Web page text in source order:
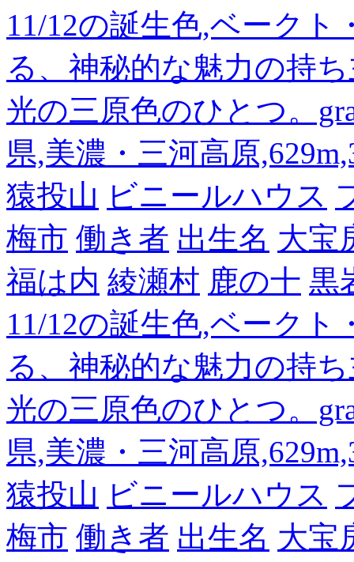
11/12の誕生色,ベーク
る、神秘的な魅力の持
光の三原色のひとつ。
県,美濃・三河高原
猿投山 ビニールハウス
梅市 働き者 出生名 大宝
福は内 綾瀬村 鹿の十 黒
11/12の誕生色,ベーク
る、神秘的な魅力の持
光の三原色のひとつ。
県,美濃・三河高原
猿投山 ビニールハウス
梅市 働き者 出生名 大宝